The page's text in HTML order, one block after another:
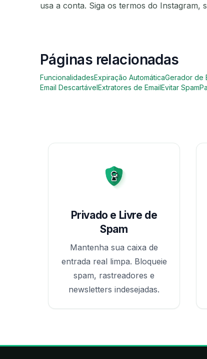
usa a conta. Siga os termos do
Páginas relacionadas
FuncionalidadesExpiração AutomáticaGerador de
Email DescartávelExtratores de EmailEvitar Spam
Privado e Livre de
Spam
Mantenha sua caixa de
entrada real limpa. Bloqueie
spam, rastreadores e
newsletters indesejadas.